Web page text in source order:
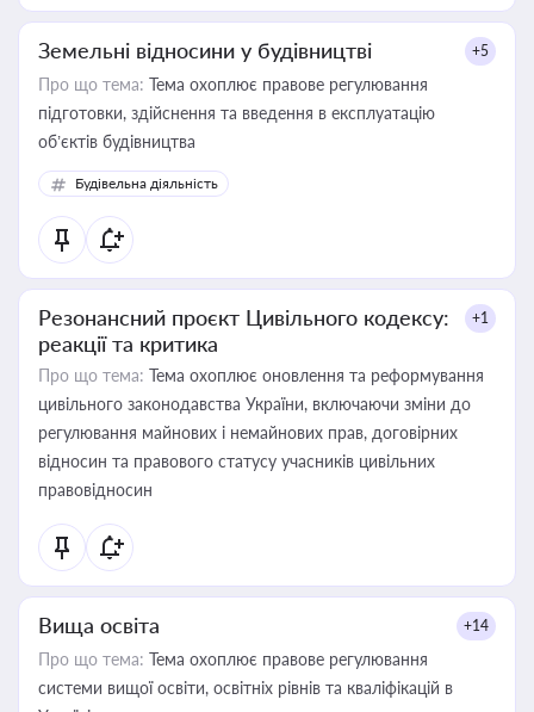
Земельні відносини у будівництві +5
Про що тема: Тема охоплює правове регулювання
підготовки, здійснення та введення в експлуатацію
об’єктів будівництва
Будівельна діяльність
Резонансний проєкт Цивільного кодексу:
реакції та критика
+1
Про що тема: Тема охоплює оновлення та реформування
цивільного законодавства України, включаючи зміни до
регулювання майнових і немайнових прав, договірних
відносин та правового статусу учасників цивільних
правовідносин
Вища освіта +14
Про що тема: Тема охоплює правове регулювання
системи вищої освіти, освітніх рівнів та кваліфікацій в